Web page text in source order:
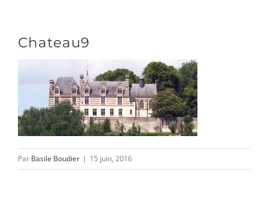
contenu
DÉCOUVRIR
VENIR
NOUS SUIVRE
Chateau9
Par Basile Boudier | 15 juin, 2016